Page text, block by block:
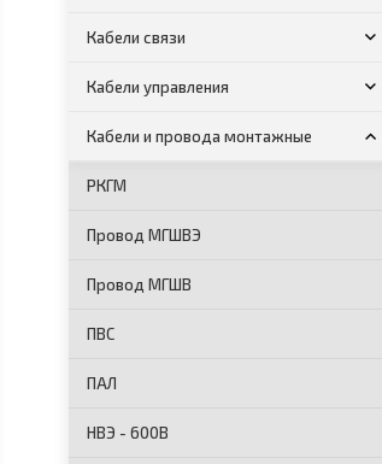
Кабели связи
Кабели управления
Кабели и провода монтажные
РКГМ
Провод МГШВЭ
Провод МГШВ
ПВС
ПАЛ
НВЭ - 600В